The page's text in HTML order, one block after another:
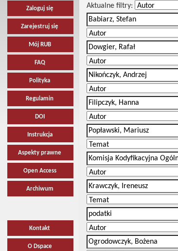
Zaloguj się
Zarejestruj się
Mój RUB
FAQ
Polityka
Regulamin
DOI
Instrukcja
Aspekty prawne
Open Access
Archiwum
Kontakt
O Dspace
Aktualne filtry: